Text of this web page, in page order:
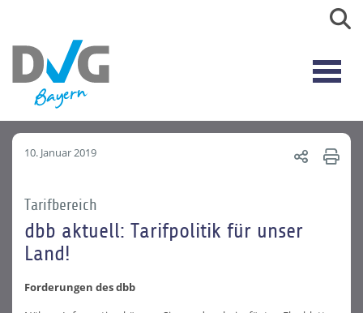
10. Januar 2019
Tarifbereich
dbb aktuell: Tarifpolitik für unser
Land!
Forderungen des dbb